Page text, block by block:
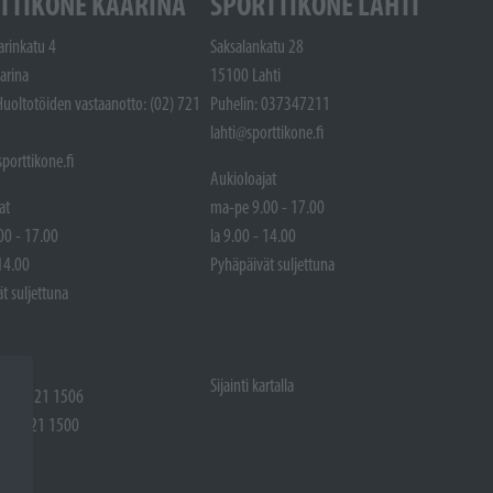
4
vastaanotto: (02) 721
- 17.00
suljettuna
(02) 721 1506
721 1500
Saksalankatu 28
15100 Lahti
Puhelin: 037347211
lahti@sporttikone.fi
Aukioloajat
ma-pe 9.00 - 17.00
la 9.00 - 14.00
Pyhäpäivät suljettuna
Sijainti kartalla